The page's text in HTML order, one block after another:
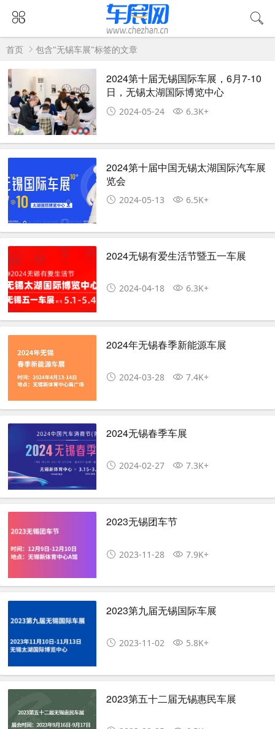
首页 包含"无锡车展"标签的文章
2024第十届无锡国际车展，6月7-10
日，无锡太湖国际博览中心
2024-05-24 6.3K+
2024第十届中国无锡太湖国际汽车展
览会
2024-05-13 6.5K+
2024无锡有爱生活节暨五一车展
2024-04-18 6.3K+
2024年无锡春季新能源车展
2024-03-28 7.4K+
2024无锡春季车展
2024-02-27 7.3K+
2023无锡团车节
2023-11-28 7.9K+
2023第九届无锡国际车展
2023-11-02 5.8K+
2023第五十二届无锡惠民车展